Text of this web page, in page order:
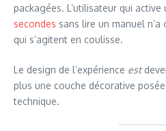
packagées. L’utilisateur qui active
secondes sans lire un manuel
qui s’agitent en coulisse.
Le design de l’expérience est
plus une couche décorative
technique.